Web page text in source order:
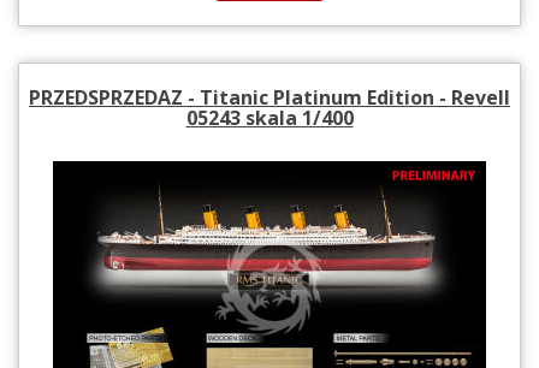
PRZEDSPRZEDAZ - Titanic Platinum Edition - Revell
05243 skala 1/400